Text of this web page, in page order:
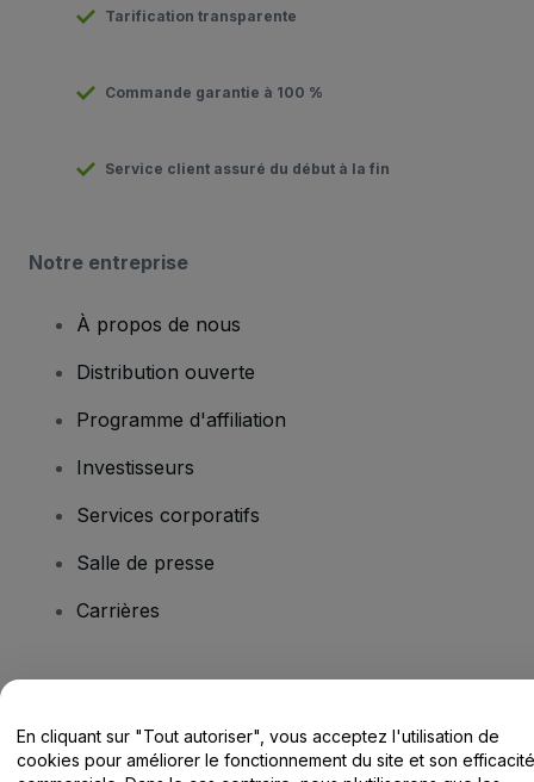
Tarification transparente
Commande garantie à 100 %
Service client assuré du début à la fin
Notre entreprise
À propos de nous
Distribution ouverte
Programme d'affiliation
Investisseurs
Services corporatifs
Salle de presse
Carrières
Centre d'assistance / Nous contacter
En cliquant sur "Tout autoriser", vous acceptez l'utilisation de
cookies pour améliorer le fonctionnement du site et son efficacité